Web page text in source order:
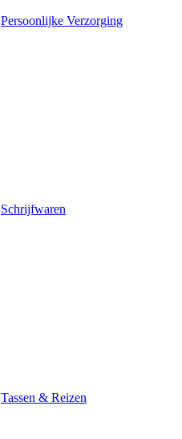
Persoonlijke Verzorging
Schrijfwaren
Tassen & Reizen